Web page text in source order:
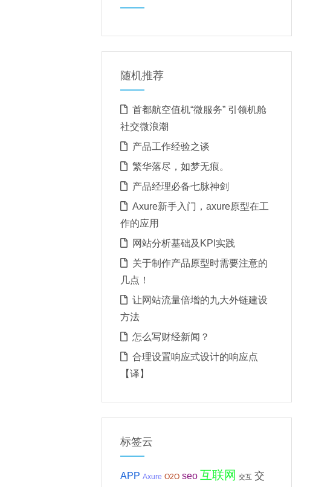
随机推荐
首都航空值机“微服务” 引领机舱
社交微浪潮
产品工作经验之谈
繁华落尽，如梦无痕。
产品经理必备七脉神剑
Axure新手入门，axure原型在工
作的应用
网站分析基础及KPI实践
关于制作产品原型时需要注意的
几点！
让网站流量倍增的九大外链建设
方法
怎么写财经新闻？
合理设置响应式设计的响应点
【译】
标签云
APP Axure O2O seo 互联网 交互 交